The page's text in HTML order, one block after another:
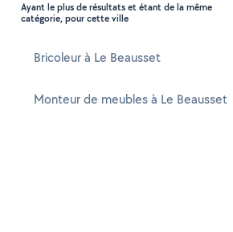
Ayant le plus de résultats et étant de la même
catégorie, pour cette ville
Bricoleur à Le Beausset
Monteur de meubles à Le Beausset